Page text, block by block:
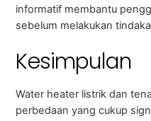
informatif membantu
sebelum melakukan
Kesimpulan
Water heater listrik dan
perbedaan yang cukup